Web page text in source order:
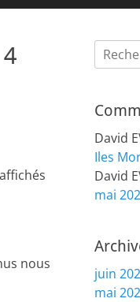
nous
David
Iles
David
mai
juin
mai